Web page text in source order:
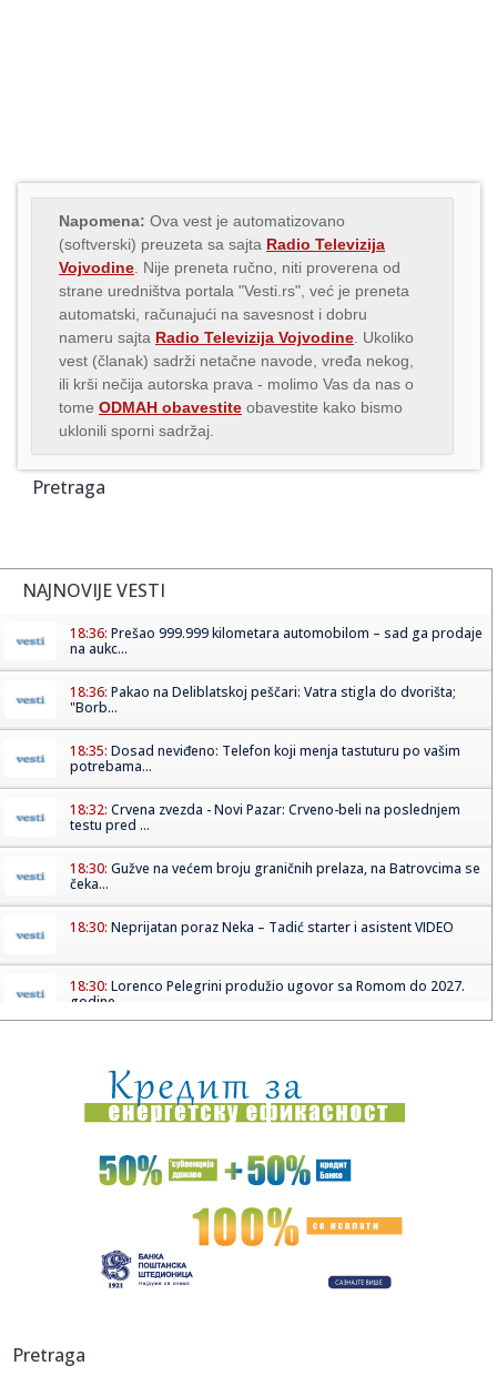
Napomena: Ova vest je automatizovano
(softverski) preuzeta sa sajta Radio Televizija
Vojvodine . Nije preneta ručno, niti proverena od
strane uredništva portala "Vesti.rs", već je preneta
automatski, računajući na savesnost i dobru
nameru sajta Radio Televizija Vojvodine . Ukoliko
vest (članak) sadrži netačne navode, vređa nekog,
ili krši nečija autorska prava - molimo Vas da nas o
tome ODMAH obavestite obavestite kako bismo
uklonili sporni sadržaj.
Pretraga
NAJNOVIJE VESTI
18:36: Prešao 999.999 kilometara automobilom – sad ga prodaje
na aukc...
18:36: Pakao na Deliblatskoj peščari: Vatra stigla do dvorišta;
"Borb...
18:35: Dosad neviđeno: Telefon koji menja tastuturu po vašim
potrebama...
18:32: Crvena zvezda - Novi Pazar: Crveno-beli na poslednjem
testu pred ...
18:30: Gužve na većem broju graničnih prelaza, na Batrovcima se
čeka...
18:30: Neprijatan poraz Neka – Tadić starter i asistent VIDEO
18:30: Lorenco Pelegrini produžio ugovor sa Romom do 2027.
godine
18:26:"Iran obećao nesmetan protok nafte kroz Ormuski
moreuz"
18:24:Incident u fabrici u Kikindi! Hitno reagovali policija i lekari, ...
Crna Gora demantovala navode o pristupanju vojnom
18:16:Željko Mitrović potvrdio: Posle Anđele, pa Cara - i ovaj
saopštio v...
Pretraga